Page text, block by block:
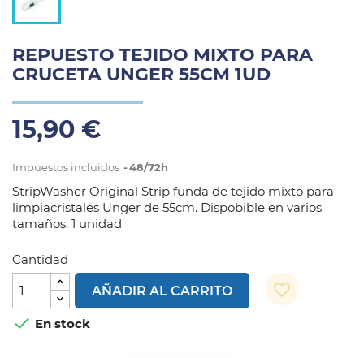
REPUESTO TEJIDO MIXTO PARA
CRUCETA UNGER 55CM 1UD
15,90 €
Impuestos incluidos 48/72h
StripWasher Original Strip funda de tejido mixto para
limpiacristales Unger de 55cm. Dispobible en varios
tamaños. 1 unidad
Cantidad
AÑADIR AL CARRITO
favorite_border
 En stock